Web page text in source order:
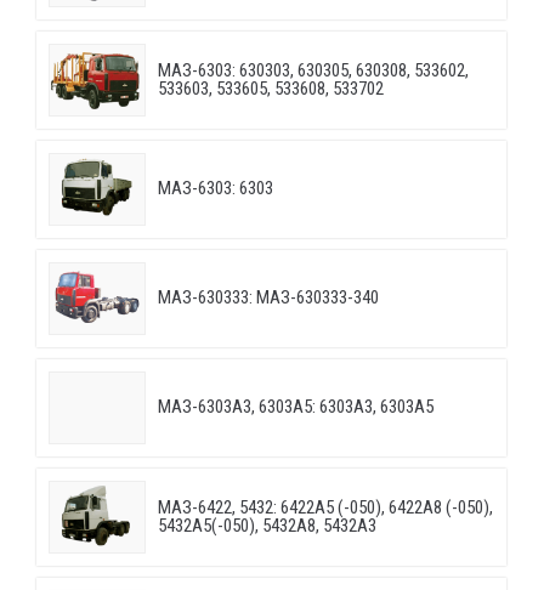
МАЗ-6303: 630303, 630305, 630308, 533602,
533603, 533605, 533608, 533702
МАЗ-6303: 6303
МАЗ-630333: МАЗ-630333-340
МАЗ-6303A3, 6303A5: 6303A3, 6303A5
МАЗ-6422, 5432: 6422A5 (-050), 6422A8 (-050),
5432A5(-050), 5432A8, 5432A3